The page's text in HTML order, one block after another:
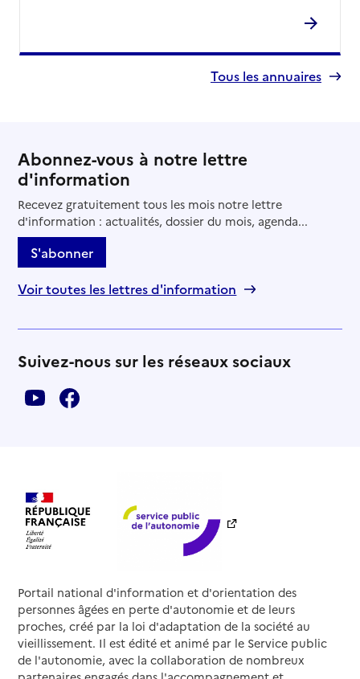
Tous les annuaires
Abonnez-vous à notre lettre
d'information
Recevez gratuitement tous les mois notre lettre
d'information : actualités, dossier du mois, agenda...
S'abonner
Voir toutes les lettres d'information
Suivez-nous sur les réseaux sociaux
Portail national d'information et d'orientation des
personnes âgées en perte d'autonomie et de leurs
proches, créé par la loi d'adaptation de la société au
vieillissement. Il est édité et animé par le Service public
de l'autonomie, avec la collaboration de nombreux